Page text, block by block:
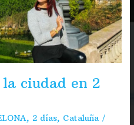
ciudad en 2
, 2 días, Cataluña/